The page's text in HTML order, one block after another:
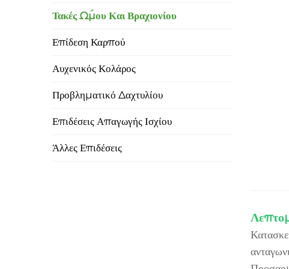
Τακές Ώμου Και Βραχιονίου
Επίδεση Καρπού
Αυχενικός Κολάρος
Προβληματικό Δαχτυλίου
Επιδέσεις Απαγωγής Ισχίου
Άλλες Επιδέσεις